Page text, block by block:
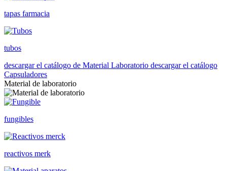
tapas farmacia
tubos
descargar el catálogo de Material Laboratorio descargar el catálogo
Capsuladores
Material de laboratorio
fungibles
reactivos merk